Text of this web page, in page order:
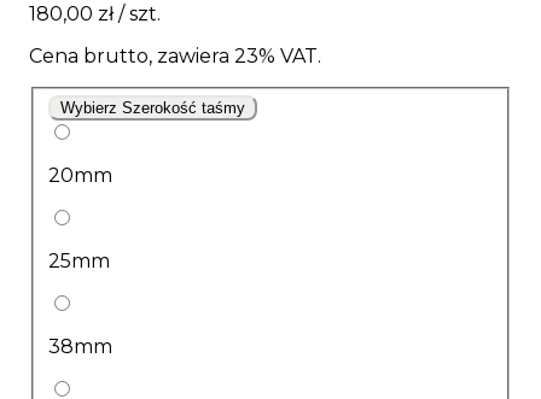
180,00 zł/ szt.
Cena brutto, zawiera 23% VAT.
Wybierz Szerokość taśmy
20mm
25mm
38mm